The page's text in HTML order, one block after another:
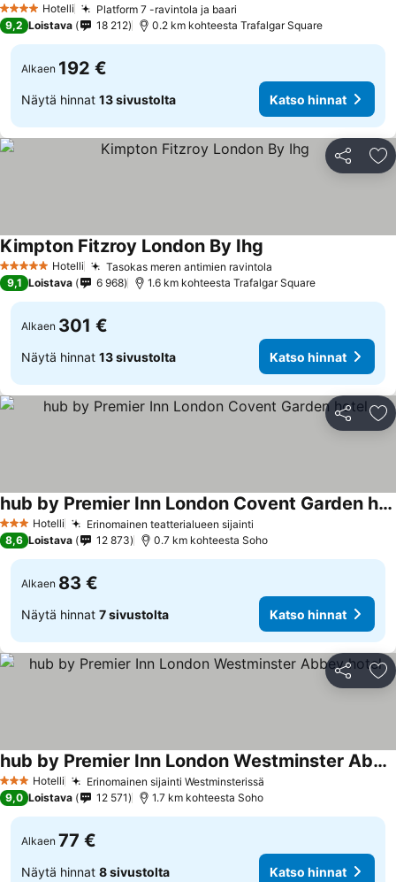
4 Tähtiluokitus
Hotelli Platform 7 -ravintola ja baari
9,2 Loistava 18 212 0.2 km kohteesta Trafalgar Square
Alkaen 192 €
Näytä hinnat 13 sivustolta Katso hinnat
Jaa
5 Tähtiluokitus
Hotelli Tasokas meren antimien ravintola
Kimpton Fitzroy London By Ihg
9,1 Loistava 6 968 1.6 km kohteesta Trafalgar Square
Alkaen 301 €
Näytä hinnat 13 sivustolta Katso hinnat
Jaa
3 Tähtiluokitus
Hotelli Erinomainen teatterialueen sijainti
hub by Premier Inn London Covent Garden hotel
8,6 Loistava 12 873 0.7 km kohteesta Soho
Alkaen 83 €
Näytä hinnat 7 sivustolta Katso hinnat
Jaa
3 Tähtiluokitus
Hotelli Erinomainen sijainti Westminsterissä
hub by Premier Inn London Westminster Abbey hotel
9,0 Loistava 12 571 1.7 km kohteesta Soho
Alkaen 77 €
Näytä hinnat 8 sivustolta Katso hinnat